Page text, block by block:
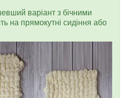
варіант з бічними
на прямокутні сидіння або